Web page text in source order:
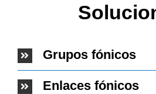
Grupos fónicos
Enlaces fónicos